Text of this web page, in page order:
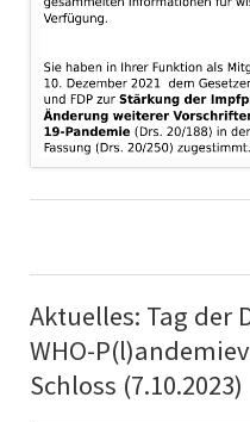
Aktuelles: Tag der
WHO-
Schloss (7.10.2023)